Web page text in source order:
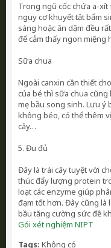
Trong ngũ cốc chứa a-xít
nguy cơ khuyết tật bẩm
sáng hoặc ăn dặm đều
để cảm thấy ngon miệng
Sữa chua
Ngoài canxin cần thiết
của bé thì sữa chua
mẹ bầu song sinh. Lưu ý
không béo, có thể thêm
cây…
5. Đu đủ
Đây là trái cây tuyệt vời
thúc đẩy lượng protein
loạt các enzyme giúp
đạm tốt hơn. Đây cũng là
bầu tăng cường sức đề
Gói xét nghiệm NIPT
Tags: Không có